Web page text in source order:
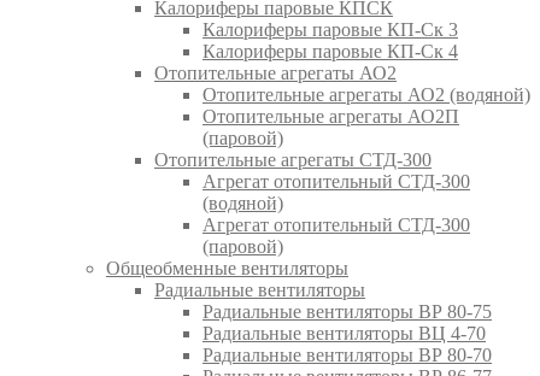
Калориферы паровые КПСК
Калориферы паровые КП-Ск 3
Калориферы паровые КП-Ск 4
Отопительные агрегаты АО2
Отопительные агрегаты АО2 (водяной)
Отопительные агрегаты АО2П
(паровой)
Отопительные агрегаты СТД-300
Агрегат отопительный СТД-300
(водяной)
Агрегат отопительный СТД-300
(паровой)
Общеобменные вентиляторы
Радиальные вентиляторы
Радиальные вентиляторы ВР 80-75
Радиальные вентиляторы ВЦ 4-70
Радиальные вентиляторы ВР 80-70